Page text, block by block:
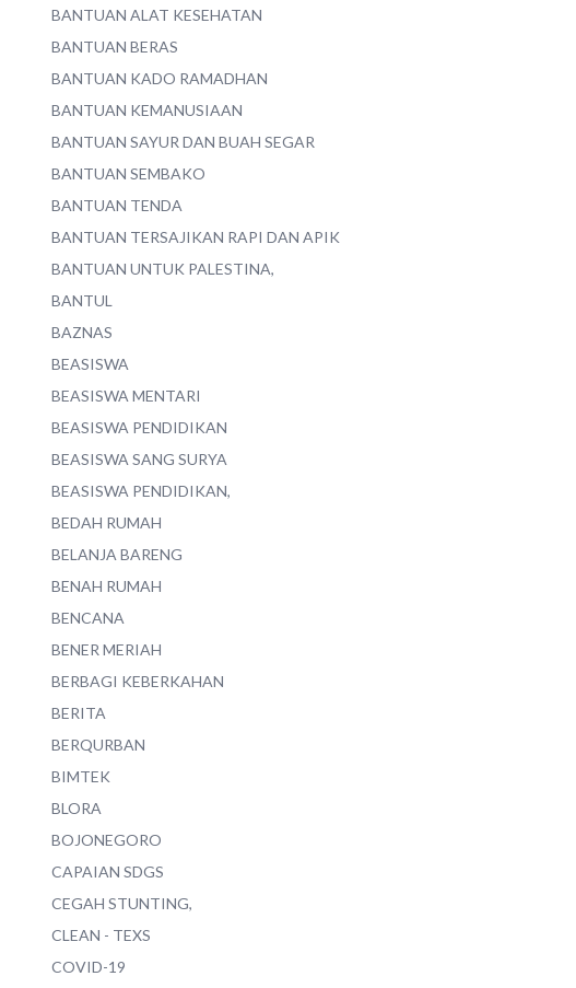
BANTUAN ALAT KESEHATAN
BANTUAN BERAS
BANTUAN KADO RAMADHAN
BANTUAN KEMANUSIAAN
BANTUAN SAYUR DAN BUAH SEGAR
BANTUAN SEMBAKO
BANTUAN TENDA
BANTUAN TERSAJIKAN RAPI DAN APIK
BANTUAN UNTUK PALESTINA,
BANTUL
BAZNAS
BEASISWA
BEASISWA MENTARI
BEASISWA PENDIDIKAN
BEASISWA SANG SURYA
BEASISWA PENDIDIKAN,
BEDAH RUMAH
BELANJA BARENG
BENAH RUMAH
BENCANA
BENER MERIAH
BERBAGI KEBERKAHAN
BERITA
BERQURBAN
BIMTEK
BLORA
BOJONEGORO
CAPAIAN SDGS
CEGAH STUNTING,
CLEAN - TEXS
COVID-19